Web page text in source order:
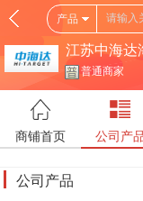
产品
江苏中海达
普通商家
商铺首页 公司产
公司产品